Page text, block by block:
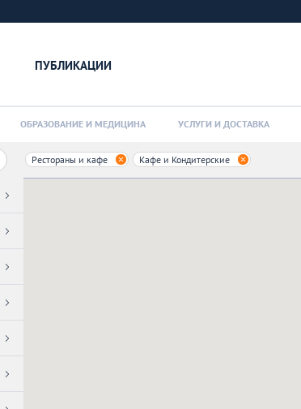
ПУБЛИКАЦИИ
ОБРАЗОВАНИЕ И МЕДИЦИНА УСЛУГИ И ДОСТАВКА
Рестораны и кафе Кафе и Кондитерские